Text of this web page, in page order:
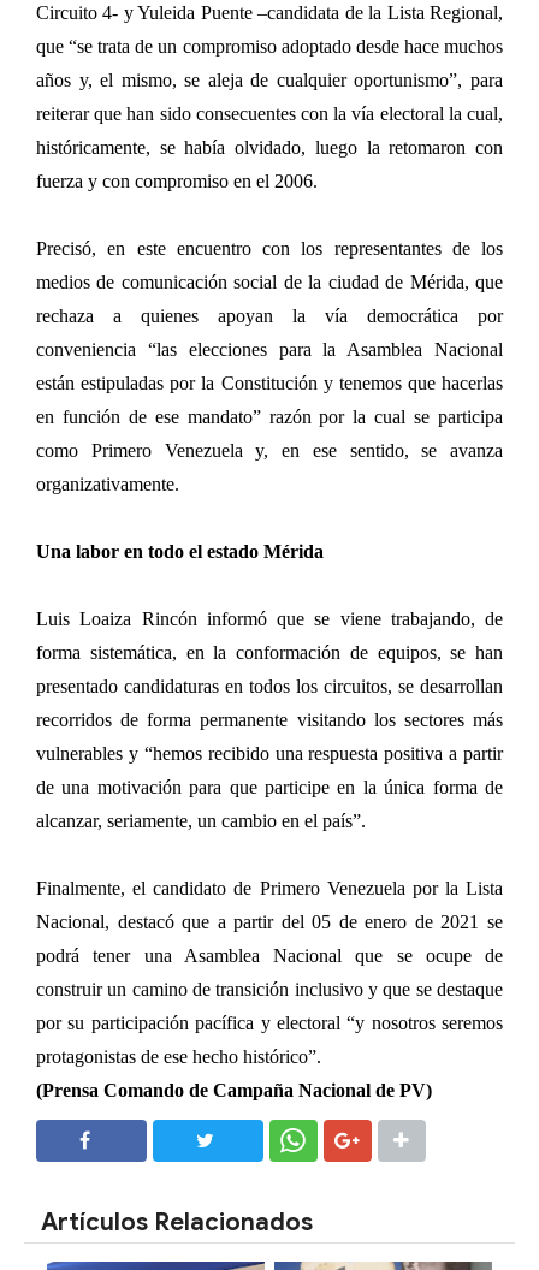
Circuito 4- y Yuleida Puente –candidata de la Lista Regional,
que “se trata de un compromiso adoptado desde hace muchos
años y, el mismo, se aleja de cualquier oportunismo”, para
reiterar que han sido consecuentes con la vía electoral la cual,
históricamente, se había olvidado, luego la retomaron con
fuerza y con compromiso en el 2006.
Precisó, en este encuentro con los representantes de los
medios de comunicación social de la ciudad de Mérida, que
rechaza a quienes apoyan la vía democrática por
conveniencia “las elecciones para la Asamblea Nacional
están estipuladas por la Constitución y tenemos que hacerlas
en función de ese mandato” razón por la cual se participa
como Primero Venezuela y, en ese sentido, se avanza
organizativamente.
Una labor en todo el estado Mérida
Luis Loaiza Rincón informó que se viene trabajando, de
forma sistemática, en la conformación de equipos, se han
presentado candidaturas en todos los circuitos, se desarrollan
recorridos de forma permanente visitando los sectores más
vulnerables y “hemos recibido una respuesta positiva a partir
de una motivación para que participe en la única forma de
alcanzar, seriamente, un cambio en el país”.
Finalmente, el candidato de Primero Venezuela por la Lista
Nacional, destacó que a partir del 05 de enero de 2021 se
podrá tener una Asamblea Nacional que se ocupe de
construir un camino de transición inclusivo y que se destaque
por su participación pacífica y electoral “y nosotros seremos
protagonistas de ese hecho histórico”.
(Prensa Comando de Campaña Nacional de PV)
Artículos Relacionados